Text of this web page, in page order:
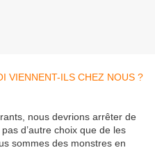
nous devrions arrêter de
d’autre choix que de les
sommes des monstres en